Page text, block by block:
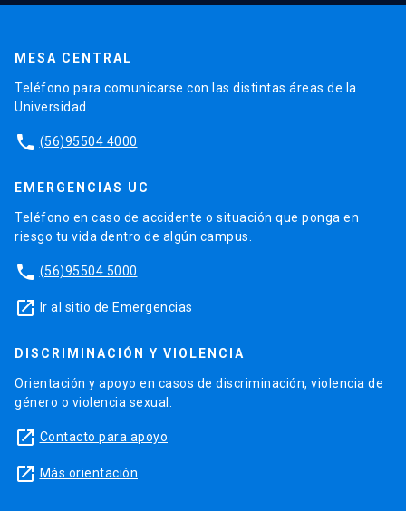
MESA CENTRAL
Teléfono para comunicarse con las distintas áreas de la
Universidad.
phone (56)95504 4000
EMERGENCIAS UC
Teléfono en caso de accidente o situación que ponga en
riesgo tu vida dentro de algún campus.
phone (56)95504 5000
launch Ir al sitio de Emergencias
DISCRIMINACIÓN Y VIOLENCIA
Orientación y apoyo en casos de discriminación, violencia de
género o violencia sexual.
launch Contacto para apoyo
launch Más orientación